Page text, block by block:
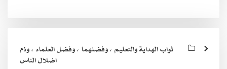
ثواب الهداية والتعليم ، وفضلهما ، وفضل العلماء ، وذم
اضلال الناس